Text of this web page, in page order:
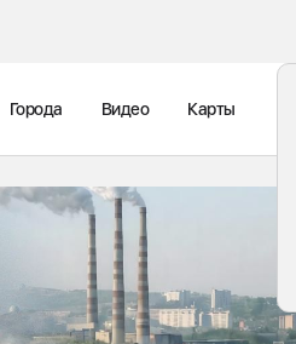
Города Видео Карты